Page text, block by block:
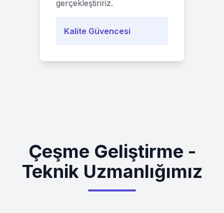
gerçekleştiririz.
Kalite Güvencesi
Çeşme Geliştirme -
Teknik Uzmanlığımız